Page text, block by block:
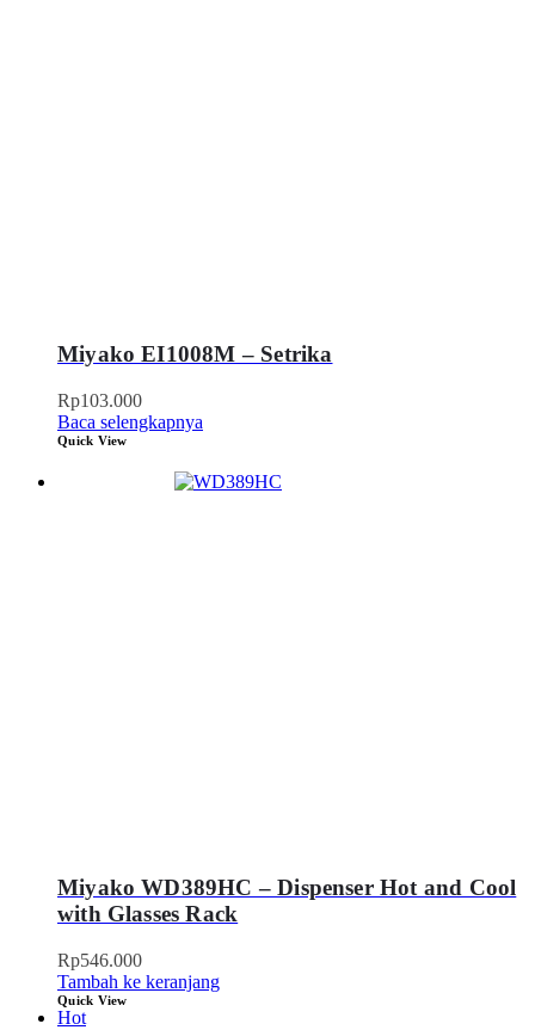
Miyako EI1008M – Setrika
Rp103.000
Baca selengkapnya
Quick View
Miyako WD389HC – Dispenser Hot and Cool
with Glasses Rack
Rp546.000
Tambah ke keranjang
Quick View
Hot